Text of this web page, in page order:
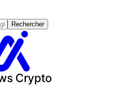
Rechercher
Crypto